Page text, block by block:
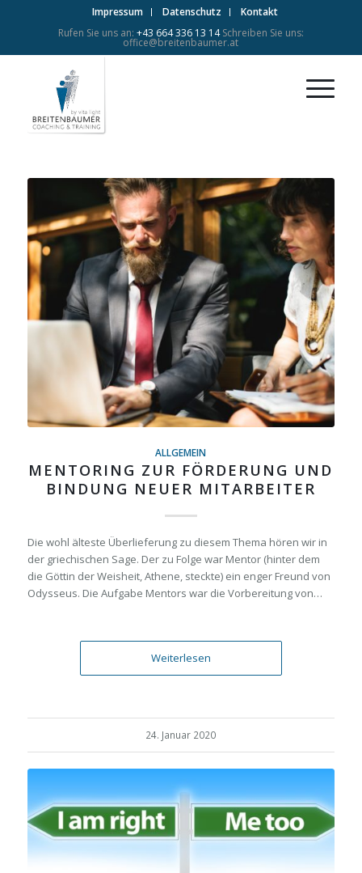
Impressum Datenschutz
Kontakt
Rufen Sie uns an: +43 664 336 13 14Schreiben Sie uns:
office@breitenbaumer.at
ALLGEMEIN
MENTORING ZUR FÖRDERUNG UND
BINDUNG NEUER MITARBEITER
Die wohl älteste Überlieferung zu diesem Thema hören wir in
der griechischen Sage. Der zu Folge war Mentor (hinter dem
die Göttin der Weisheit, Athene, steckte) ein enger Freund von
Odysseus. Die Aufgabe Mentors war die Vorbereitung von…
Weiterlesen
24. Januar 2020